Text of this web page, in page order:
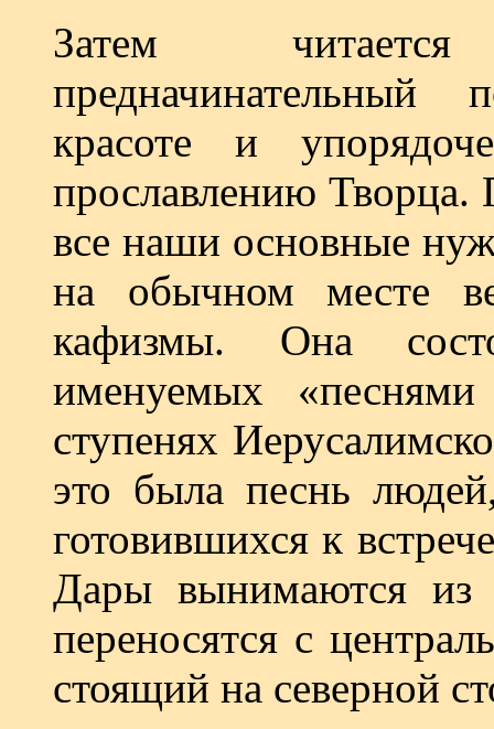
Затем
красоте и
прославлению
все наши основные
на обычном месте
кафизмы. Она
именуемых
ступенях
это была песнь
готовившихся к
Дары вынимаются из
переносятся с
стоящий на северной